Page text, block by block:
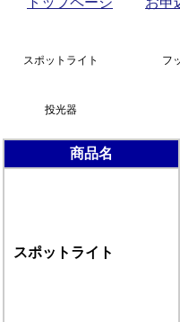
スポットライト フ
投光器
商品名
スポットライト